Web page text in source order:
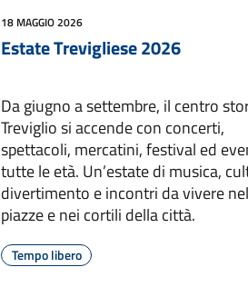
18 MAGGIO 2026
Estate Trevigliese 2026
Da giugno a settembre, il centro
Treviglio si accende con concerti,
spettacoli, mercatini, festival ed
tutte le età. Un’estate di musica,
divertimento e incontri da vivere
piazze e nei cortili della città.
Tempo libero